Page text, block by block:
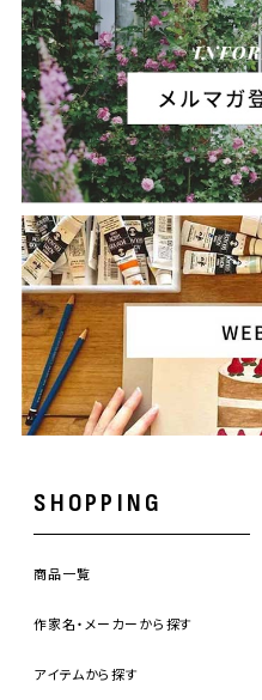
SHOPPING
商品一覧
作家名・メーカーから探す
アイテムから探す